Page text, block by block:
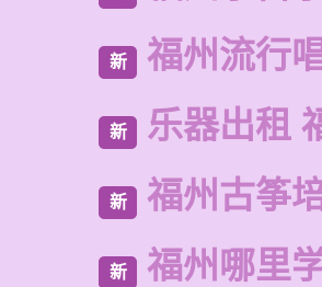
新 福州流行
新 乐器出租
新 福州古筝
新 福州哪里